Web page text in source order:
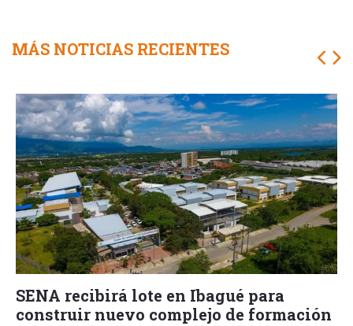
MÁS NOTICIAS RECIENTES
SENA recibirá lote en Ibagué para
construir nuevo complejo de formación